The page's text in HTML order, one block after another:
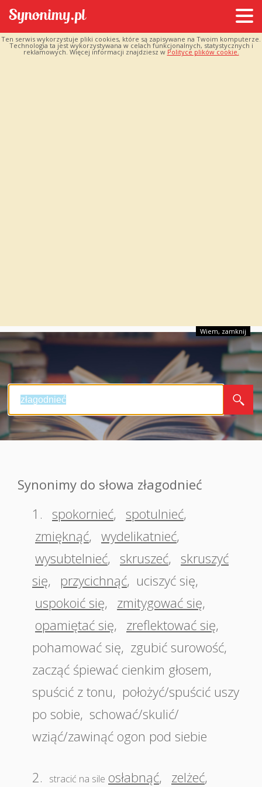
Ten serwis wykorzystuje pliki cookies, które są zapisywane na Twoim komputerze.
Technologia ta jest wykorzystywana w celach funkcjonalnych, statystycznych i
reklamowych. Więcej informacji znajdziesz w Polityce plików cookie.
Wiem, zamknij
Synonimy do słowa złagodnieć
1.
spokornieć, spotulnieć,
zmięknąć, wydelikatnieć,
wysubtelnieć, skruszeć,
skruszyć
się, przycichnąć, uciszyć się,
uspokoić się, zmitygować się,
opamiętać się, zreflektować się,
pohamować się, zgubić surowość,
zacząć śpiewać cienkim głosem,
spuścić z tonu, położyć/spuścić uszy
po sobie, schować/skulić/
wziąć/zawinąć ogon pod siebie
2. stracić na sile osłabnąć, zelżeć,